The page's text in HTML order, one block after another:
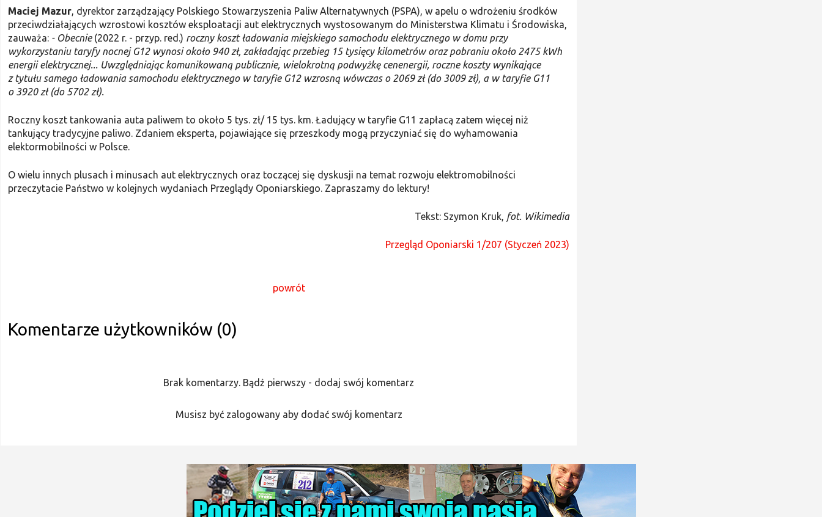
Maciej Mazur, dyrektor zarządzający Polskiego Stowarzyszenia Paliw Alternatywnych (PSPA), w apelu o wdrożeniu środków
przeciwdziałających wzrostowi kosztów eksploatacji aut elektrycznych wystosowanym do Ministerstwa Klimatu i Środowiska,
zauważa: - Obecnie (2022 r. - przyp. red.) roczny koszt ładowania miejskiego samochodu elektrycznego w domu przy
wykorzystaniu taryfy nocnej G12 wynosi około 940 zł, zakładając przebieg 15 tysięcy kilometrów oraz pobraniu około 2475 kWh
energii elektrycznej... Uwzględniając komunikowaną publicznie, wielokrotną podwyżkę cenenergii, roczne koszty wynikające
z tytułu samego ładowania samochodu elektrycznego w taryfie G12 wzrosną wówczas o 2069 zł (do 3009 zł), a w taryfie G11
o 3920 zł (do 5702 zł).
Roczny koszt tankowania auta paliwem to około 5 tys. zł/ 15 tys. km. Ładujący w taryfie G11 zapłacą zatem więcej niż
tankujący tradycyjne paliwo. Zdaniem eksperta, pojawiające się przeszkody mogą przyczyniać się do wyhamowania
elektormobilności w Polsce.
O wielu innych plusach i minusach aut elektrycznych oraz toczącej się dyskusji na temat rozwoju elektromobilności
przeczytacie Państwo w kolejnych wydaniach Przeglądy Oponiarskiego. Zapraszamy do lektury!
Tekst: Szymon Kruk, fot. Wikimedia
Przegląd Oponiarski 1/207 (Styczeń 2023)
powrót
Komentarze użytkowników (0)
Brak komentarzy. Bądź pierwszy - dodaj swój komentarz
Musisz być zalogowany aby dodać swój komentarz